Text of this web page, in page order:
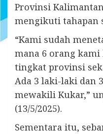
Provinsi
mengikuti tahapan
“Kami sudah
mana 6 orang
tingkat provinsi
Ada 3 laki-laki dan
mewakili Kukar,”
(13/5/2025).
Sementara itu,